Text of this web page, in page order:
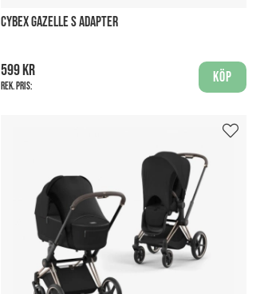
CYBEX GAZELLE S ADAPTER
599 kr
Rek. pris:
Köp